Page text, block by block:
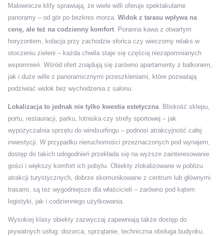
Malownicze klify sprawiają, że wiele willi oferuje spektakularne
panoramy – od gór po bezkres morza. Widok z tarasu wpływa na
cenę, ale też na codzienny komfort. Poranna kawa z otwartym
horyzontem, kolacja przy zachodzie słońca czy wieczorny relaks w
otoczeniu zieleni – każda chwila staje się częścią niezapomnianych
wspomnień. Wśród ofert znajdują się zarówno apartamenty z balkonem,
jak i duże wille z panoramicznymi przeszkleniami, które pozwalają
podziwiać widok bez wychodzenia z salonu.
Lokalizacja to jednak nie tylko kwestia estetyczna. Bliskość sklepu,
portu, restauracji, parku, lotniska czy strefy sportowej – jak
wypożyczalnia sprzętu do windsurfingu – podnosi atrakcyjność całej
inwestycji. W przypadku nieruchomości przeznaczonych pod wynajem,
dostęp do takich udogodnień przekłada się na wyższe zainteresowanie
gości i większy komfort ich pobytu. Obiekty zlokalizowane w pobliżu
atrakcji turystycznych, dobrze skomunikowane z centrum lub głównymi
trasami, są też wygodniejsze dla właścicieli – zarówno pod kątem
logistyki, jak i codziennego użytkowania.
Wysokiej klasy obiekty zazwyczaj zapewniają także dostęp do
prywatnych usług: dozorca, sprzątanie, techniczna obsługa budynku.